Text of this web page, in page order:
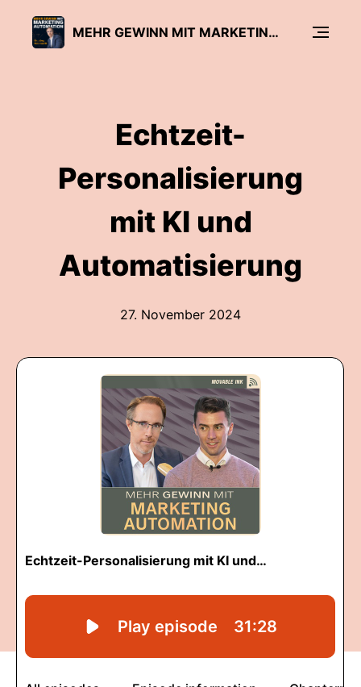
MEHR GEWINN MIT MARKETING AUTOMATION
Echtzeit-
Personalisierung
mit KI und
Automatisierung
27. November 2024